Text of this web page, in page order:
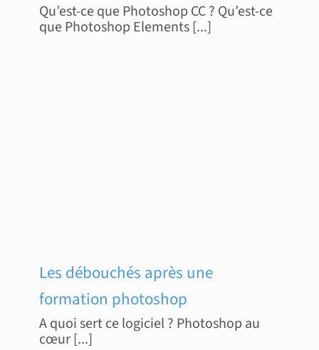
Qu’est-ce que Photoshop CC ? Qu’est-ce
que Photoshop Elements [...]
Les débouchés après une
formation photoshop
A quoi sert ce logiciel ? Photoshop au
cœur [...]